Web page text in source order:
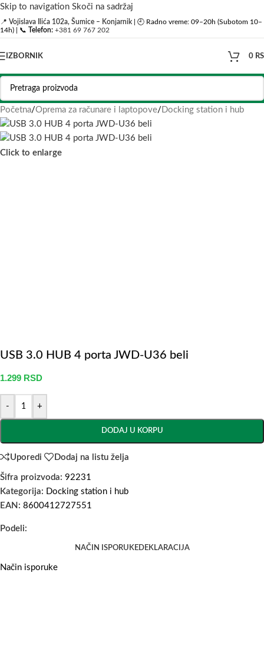
Skip to navigation Skoči na sadržaj
📍 Vojislava Ilića 102a, Šumice – Konjarnik | 🕘 Radno vreme: 09–20h (Subotom 10–
14h) | 📞 Telefon: +381 69 767 202
IZBORNIK 0
Početna/Oprema za računare i laptopove/ Docking station i hub
Click to enlarge
USB 3.0 HUB 4 porta JWD-U36 beli
1.299 RSD
- +
DODAJ U KORPU
Uporedi Dodaj na listu želja
Šifra proizvoda: 92231
Kategorija: Docking station i hub
EAN: 8600412727551
Podeli:
NAČIN ISPORUKEDEKLARACIJA
Način isporuke